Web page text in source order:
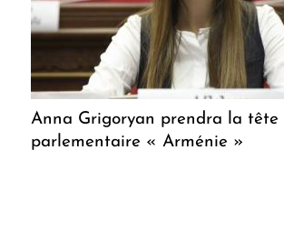
Anna Grigoryan prendra la tête
parlementaire « Arménie »